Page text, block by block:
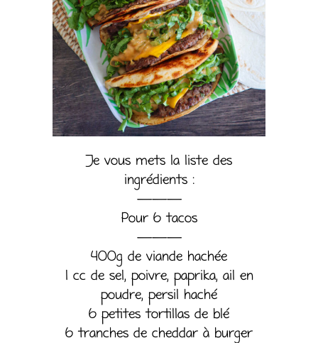
Je vous mets la liste des
ingrédients :
———
Pour 6 tacos
———
400g de viande hachée
1 cc de sel, poivre, paprika, ail en
poudre, persil haché
6 petites tortillas de blé
6 tranches de cheddar à burger